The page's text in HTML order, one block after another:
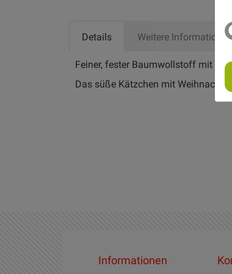
Details
Feiner, fester Baumwollstoff mit
Das süße Kätzchen mit
Weitere
Informationen